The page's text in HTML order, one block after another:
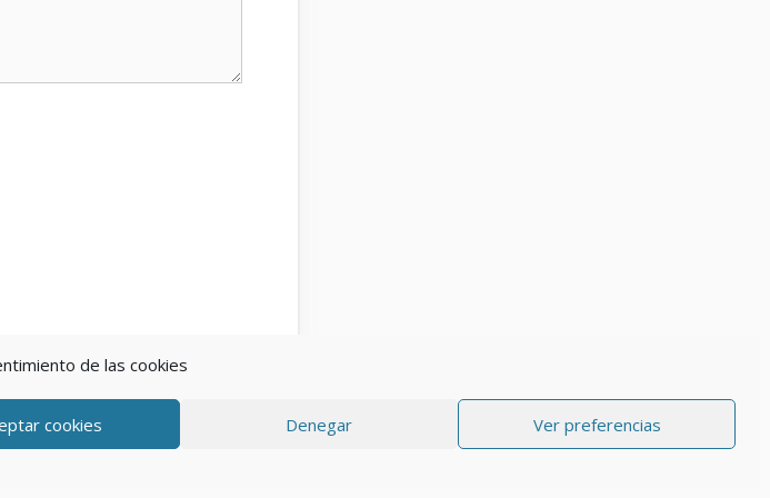
de las cookies
cookies Denegar Ver preferencias